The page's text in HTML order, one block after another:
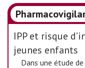
IPP et risque
jeunes enfants
Dans une étude